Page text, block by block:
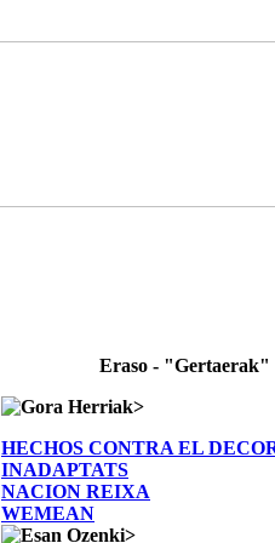
Eraso - "Gertaerak"
>
HECHOS CONTRA EL
INADAPTATS
NACION REIXA
WEMEAN
>